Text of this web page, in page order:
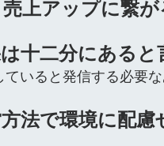
上アップに繋が
十二分にあると
ていると発信する必要
法で環境に配慮